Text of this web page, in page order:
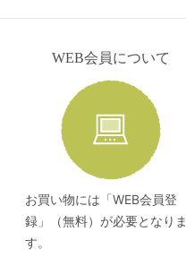
WEB会員について
お買い物には「WEB会員登
録」（無料）が必要となりま
す。